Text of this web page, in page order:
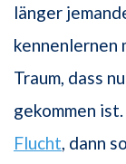
länger
kennenlernen
Traum, dass
gekommen
Flucht, dann